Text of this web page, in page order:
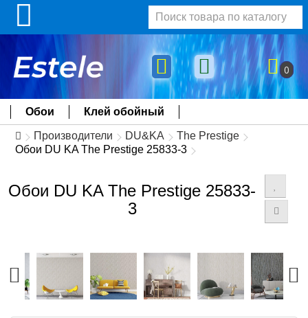
0
Обои Клей обойный
Производители DU&KA
The Prestige
Обои DU KA The Prestige 25833-3
Обои DU KA The Prestige 25833-
3